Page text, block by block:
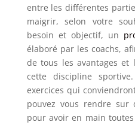
entre les différentes
maigrir, selon votre
besoin et objectif, un
élaboré par les coachs,
de tous les avantages
cette discipline
exercices qui
pouvez vous rendre sur
pour avoir en main